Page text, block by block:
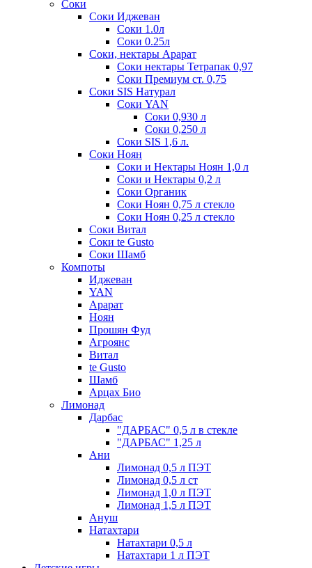
Соки
Соки Иджеван
Соки 1.0л
Соки 0.25л
Соки, нектары Арарат
Соки нектары Тетрапак 0,97
Соки Премиум ст. 0,75
Соки SIS Натурал
Соки YAN
Соки 0,930 л
Соки 0,250 л
Соки SIS 1,6 л.
Соки Ноян
Соки и Нектары Ноян 1,0 л
Соки и Нектары 0,2 л
Соки Органик
Соки Ноян 0,75 л стекло
Соки Ноян 0,25 л стекло
Соки Витал
Соки te Gusto
Соки Шамб
Компоты
Иджеван
YAN
Арарат
Ноян
Прошян Фуд
Агроянс
Витал
te Gusto
Шамб
Арцах Био
Лимонад
Дарбас
"ДАРБАС" 0,5 л в стекле
"ДАРБАС" 1,25 л
Ани
Лимонад 0,5 л ПЭТ
Лимонад 0,5 л ст
Лимонад 1,0 л ПЭТ
Лимонад 1,5 л ПЭТ
Ануш
Натахтари
Натахтари 0,5 л
Натахтари 1 л ПЭТ